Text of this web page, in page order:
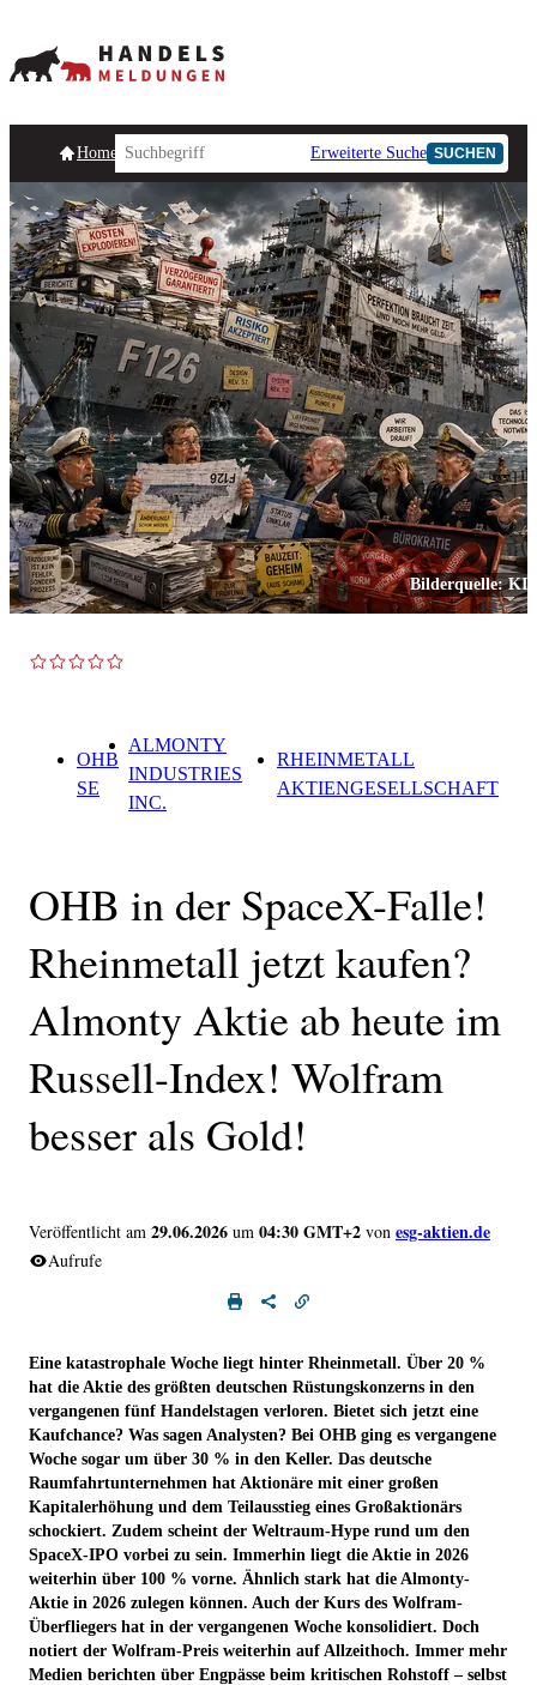
HomepageHandelsmeldungen Ad-Hoc-Meldungen
Erweiterte Suche SUCHEN
Bilderquelle:KI
OHB
SE
ALMONTY
INDUSTRIES
INC.
RHEINMETALL
AKTIENGESELLSCHAFT
OHB in der SpaceX-Falle!
Rheinmetall jetzt kaufen?
Almonty Aktie ab heute im
Russell-Index! Wolfram
besser als Gold!
Veröffentlicht am 29.06.2026 um 04:30 GMT+2 von esg-aktien.de
Aufrufe
Eine katastrophale Woche liegt hinter Rheinmetall. Über 20 %
hat die Aktie des größten deutschen Rüstungskonzerns in den
vergangenen fünf Handelstagen verloren. Bietet sich jetzt eine
Kaufchance? Was sagen Analysten? Bei OHB ging es vergangene
Woche sogar um über 30 % in den Keller. Das deutsche
Raumfahrtunternehmen hat Aktionäre mit einer großen
Kapitalerhöhung und dem Teilausstieg eines Großaktionärs
schockiert. Zudem scheint der Weltraum-Hype rund um den
SpaceX-IPO vorbei zu sein. Immerhin liegt die Aktie in 2026
weiterhin über 100 % vorne. Ähnlich stark hat die Almonty-
Aktie in 2026 zulegen können. Auch der Kurs des Wolfram-
Überfliegers hat in der vergangenen Woche konsolidiert. Doch
notiert der Wolfram-Preis weiterhin auf Allzeithoch. Immer mehr
Medien berichten über Engpässe beim kritischen Rohstoff – selbst